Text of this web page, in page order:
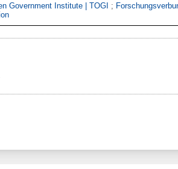
Government Institute | TOGI ;